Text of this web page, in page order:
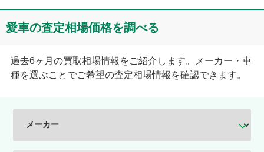
愛車の査定相場価格を調べる
過去6ヶ月の買取相場情報をご紹介します。メーカー・車
種を選ぶことでご希望の査定相場情報を確認できます。